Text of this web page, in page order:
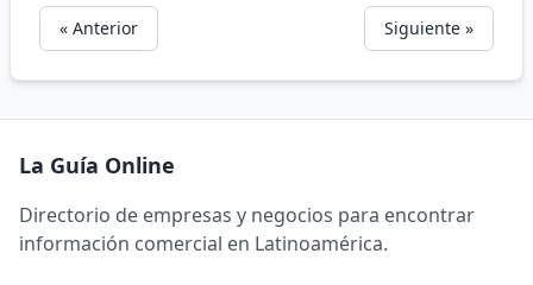
« Anterior Siguiente »
La Guía Online
Directorio de empresas y negocios para encontrar
información comercial en Latinoamérica.